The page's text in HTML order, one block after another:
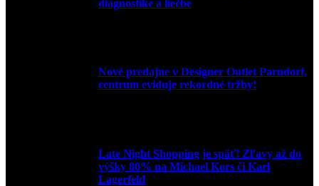
diagnostike a liečbe
Nové predajne v Designer Outlet Parndorf,
centrum eviduje rekordné tržby!
Late Night Shopping je späť! Zľavy až do
výšky 80% na Michael Kors či Karl
Lagerfeld